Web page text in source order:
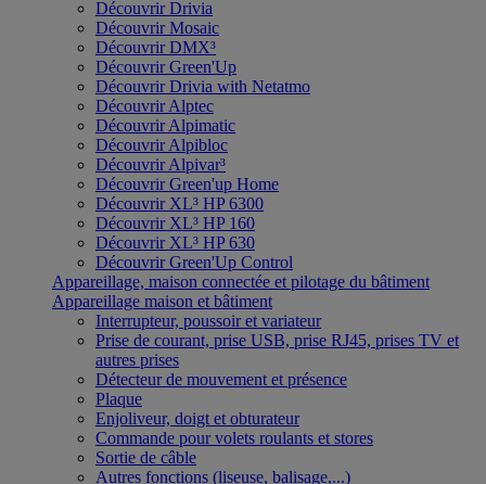
Découvrir Drivia
Découvrir Mosaic
Découvrir DMX³
Découvrir Green'Up
Découvrir Drivia with Netatmo
Découvrir Alptec
Découvrir Alpimatic
Découvrir Alpibloc
Découvrir Alpivar³
Découvrir Green'up Home
Découvrir XL³ HP 6300
Découvrir XL³ HP 160
Découvrir XL³ HP 630
Découvrir Green'Up Control
Appareillage, maison connectée et pilotage du bâtiment
Appareillage maison et bâtiment
Interrupteur, poussoir et variateur
Prise de courant, prise USB, prise RJ45, prises TV et
autres prises
Détecteur de mouvement et présence
Plaque
Enjoliveur, doigt et obturateur
Commande pour volets roulants et stores
Sortie de câble
Autres fonctions (liseuse, balisage,...)